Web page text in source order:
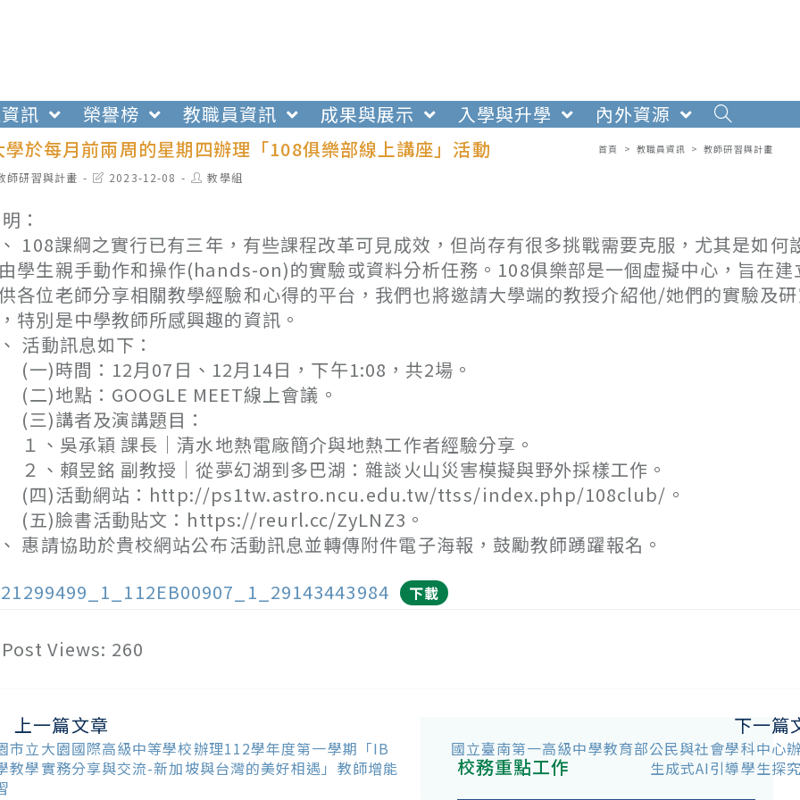
訊 榮譽榜 教職員資訊 成果與展示 入學與升學
內外資源
於每月前兩周的星期四辦理「108俱樂部線上講座」活動
首頁 > 教職員資訊 > 教師研習與計畫
師研習與計畫
Post2023-12-08
Post教學組
：
108課綱之實行已有三年，有些課程改革可見成效，但尚存有很多挑戰需要克服，尤其是如何
學生親手動作和操作(hands-on)的實驗或資料分析任務。108俱樂部是一個虛擬中心，旨在建
各位老師分享相關教學經驗和心得的平台，我們也將邀請大學端的教授介紹他/她們的實驗及
特別是中學教師所感興趣的資訊。
活動訊息如下：
)時間：12月07日、12月14日，下午1:08，共2場。
)地點：GOOGLE MEET線上會議。
)講者及演講題目：
、吳承穎 課長｜清水地熱電廠簡介與地熱工作者經驗分享。
、賴昱銘 副教授｜從夢幻湖到多巴湖：雜談火山災害模擬與野外採樣工作。
)活動網站：http://ps1tw.astro.ncu.edu.tw/ttss/index.php/108club/。
)臉書活動貼文：https://reurl.cc/ZyLNZ3。
惠請協助於貴校網站公布活動訊息並轉傳附件電子海報，鼓勵教師踴躍報名。
下載
Post Views: 260
上一篇文章
市立大園國際高級中等學校辦理112學年度第一學期「IB
教學實務分享與交流-新加坡與台灣的美好相遇」教師增能
下一篇
國立臺南第一高級中學教育部公民與社會學科中心
生成式AI引導學生探
校務重點工作